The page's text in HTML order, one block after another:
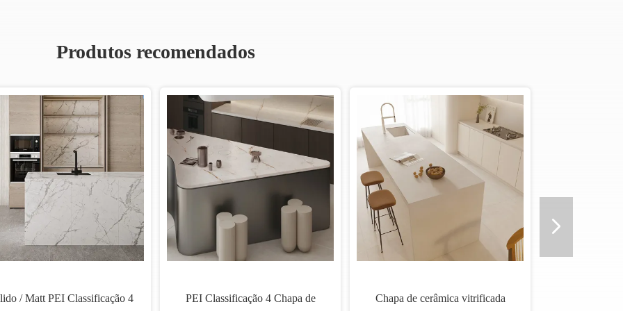
Produtos recomendados
Rectificados de porcelana
Chapas de piso vitrificadas
Máquina de azulejos de vidro